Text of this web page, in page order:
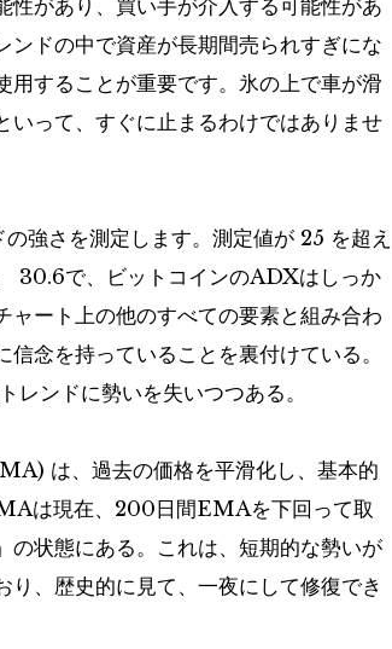
があり、買い手が介入する可能性があ
ンドの中で資産が長期間売られすぎにな
用​​することが重要です。氷の上で車が滑
いって、すぐに止まるわけではありませ
強さを測定します。測定値が 25 を超え
30.6で、ビットコインのADXはしっか
ャート上の他のすべての要素と組み合わ
念を持っていることを裏付けている。
ンドに勢いを失いつつある。
は、過去の価格を平滑化し、基本的
は現在、200日間EMAを下回って取
の状態にある。これは、短期的な勢いが
、歴史的に見て、一夜にして修復でき